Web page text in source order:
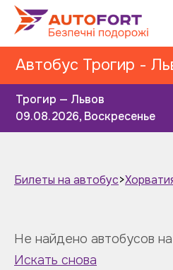
Автобус Трогир -
Трогир — Львов
09.08.2026, Воскресенье
Билеты на автобус>
Не найдено автобусов
Искать снова